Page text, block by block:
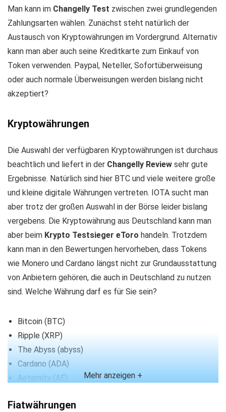
Man kann im Changelly Test zwischen zwei grundlegenden
Zahlungsarten wählen. Zunächst steht natürlich der
Austausch von Kryptowährungen im Vordergrund. Alternativ
kann man aber auch seine Kreditkarte zum Einkauf von
Token verwenden. Paypal, Neteller, Sofortüberweisung
oder auch normale Überweisungen werden bislang nicht
akzeptiert?
Kryptowährungen
Die Auswahl der verfügbaren Kryptowährungen ist durchaus
beachtlich und liefert in der Changelly Review sehr gute
Ergebnisse. Natürlich sind hier BTC und viele weitere große
und kleine digitale Währungen vertreten. IOTA sucht man
aber trotz der großen Auswahl in der Börse leider bislang
vergebens. Die Kryptowährung aus Deutschland kann man
aber beim Krypto Testsieger eToro handeln. Trotzdem
kann man in den Bewertungen hervorheben, dass Tokens
wie Monero und Cardano längst nicht zur Grundausstattung
von Anbietern gehören, die auch in Deutschland zu nutzen
sind. Welche Währung darf es für Sie sein?
Bitcoin (BTC)
Ripple (XRP)
The Abyss (abyss)
Cardano (ADA)
Aeternity (AE)
Ardir (ARDR)
Mehr anzeigen +
Fiatwährungen